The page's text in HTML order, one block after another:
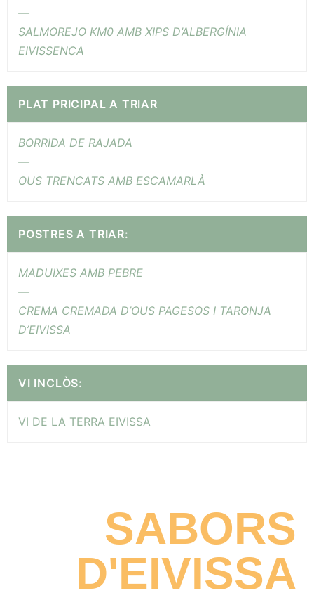
—
SALMOREJO KM0 AMB XIPS D’ALBERGÍNIA
EIVISSENCA
PLAT PRICIPAL A TRIAR
BORRIDA DE RAJADA
—
OUS TRENCATS AMB ESCAMARLÀ
POSTRES A TRIAR:
MADUIXES AMB PEBRE
—
CREMA CREMADA D’OUS PAGESOS I TARONJA
D’EIVISSA
VI INCLÒS:
VI DE LA TERRA EIVISSA
SABORS
D'EIVISSA